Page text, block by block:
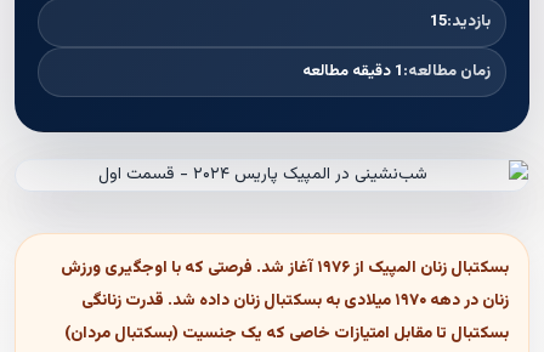
بازدید:15
زمان مطالعه:1 دقیقه مطالعه
بسکتبال زنان المپیک از ۱۹۷۶ آغاز شد. فرصتی که با اوجگیری ورزش
زنان در دهه ۱۹۷۰ میلادی به بسکتبال زنان داده شد. قدرت زنانگی
بسکتبال تا مقابل امتیازات خاصی که یک جنسیت (بسکتبال مردان)